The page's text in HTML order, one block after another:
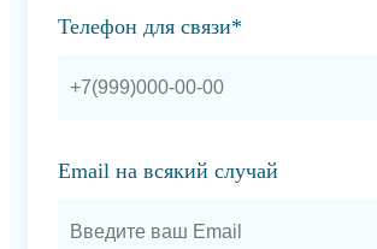
Телефон для связи*
Email на всякий случай